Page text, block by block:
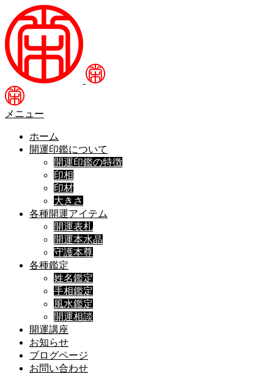
メニュー
ホーム
開運印鑑について
開運印鑑の特徴
印相
印材
大きさ
各種開運アイテム
開運表札
開運本水晶
守護本尊
各種鑑定
姓名鑑定
手相鑑定
風水鑑定
開運相談
開運講座
お知らせ
ブログページ
お問い合わせ